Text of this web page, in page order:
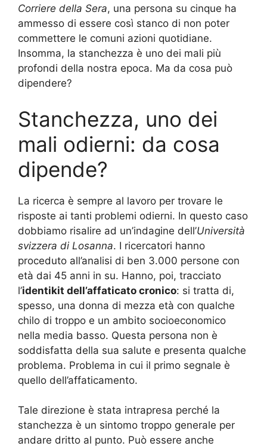
Corriere della Sera, una persona su cinque ha
ammesso di essere così stanco di non poter
commettere le comuni azioni quotidiane.
Insomma, la stanchezza è uno dei mali più
profondi della nostra epoca. Ma da cosa può
dipendere?
Stanchezza, uno dei
mali odierni: da cosa
dipende?
La ricerca è sempre al lavoro per trovare le
risposte ai tanti problemi odierni. In questo caso
dobbiamo risalire ad un’indagine dell’Università
svizzera di Losanna. I ricercatori hanno
proceduto all’analisi di ben 3.000 persone con
età dai 45 anni in su. Hanno, poi, tracciato
l’identikit dell’affaticato cronico: si tratta di,
spesso, una donna di mezza età con qualche
chilo di troppo e un ambito socioeconomico
nella media basso. Questa persona non è
soddisfatta della sua salute e presenta qualche
problema. Problema in cui il primo segnale è
quello dell’affaticamento.
Tale direzione è stata intrapresa perché la
stanchezza è un sintomo troppo generale per
andare dritto al punto. Può essere anche